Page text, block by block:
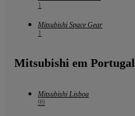
1
Mitsubishi Space Gear
1
Mitsubishi em Portugal
Mitsubishi Lisboa
99